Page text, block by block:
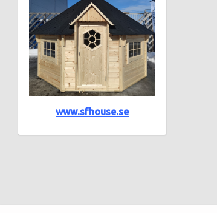
www.sfhouse.se